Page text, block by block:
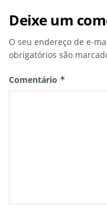
Deixe um
O seu endereço de e-
obrigatórios são
Comentário *